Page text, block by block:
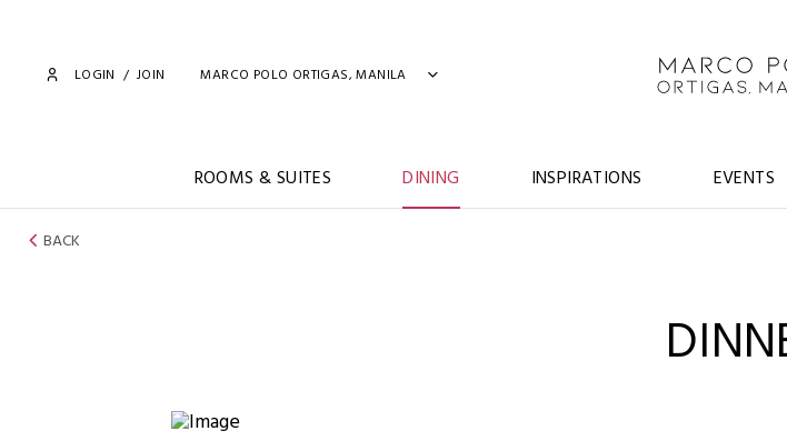
LOGIN / JOIN MARCO POLO ORTIGAS, MANILA
ROOMS & SUITES DINING INSPIRATIONS EVENTS
BACK